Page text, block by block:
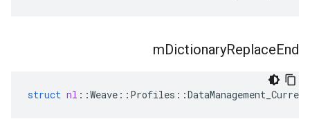
mDictionaryReplaceEnd
struct nl ::Weave :: Profiles ::DataManagement_Current